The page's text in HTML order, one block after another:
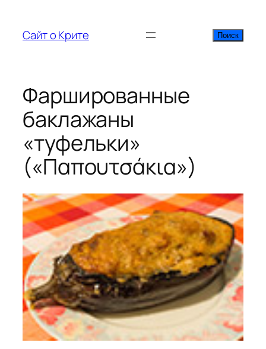
содержимому
Сайт о Крите Поиск
Поиск
Фаршированные
баклажаны
«туфельки»
(«Παπουτσάκια»)